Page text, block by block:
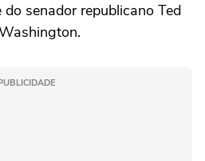
senador republicano Ted